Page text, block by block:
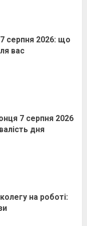
серпня 2026: що
вас
7 серпня 2026
дня
на роботі: